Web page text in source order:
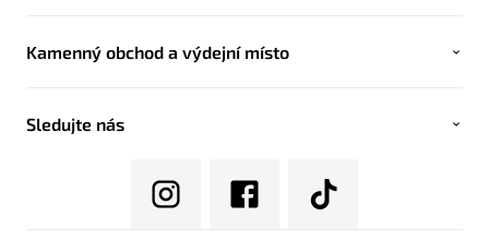
Kamenný obchod a výdejní místo
Sledujte nás